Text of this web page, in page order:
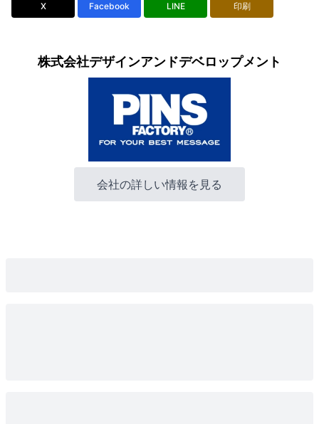
X Facebook LINE 印刷
株式会社デザインアンドデベロップメント
会社の詳しい情報を見る